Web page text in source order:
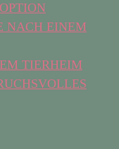
NACH EINEM
TIERHEIM